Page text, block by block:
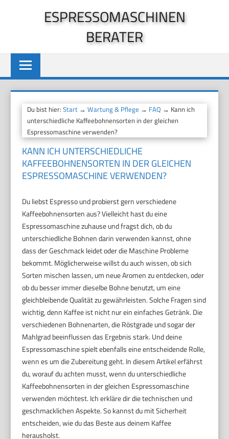
ESPRESSOMASCHINEN
BERATER
Du bist hier:Start →Wartung & Pflege → FAQ → Kann ich
unterschiedliche Kaffeebohnensorten in der gleichen
Espressomaschine verwenden?
KANN ICH UNTERSCHIEDLICHE
KAFFEEBOHNENSORTEN IN DER GLEICHEN
ESPRESSOMASCHINE VERWENDEN?
Du liebst Espresso und probierst gern verschiedene
Kaffeebohnensorten aus? Vielleicht hast du eine
Espressomaschine zuhause und fragst dich, ob du
unterschiedliche Bohnen darin verwenden kannst, ohne
dass der Geschmack leidet oder die Maschine Probleme
bekommt. Möglicherweise willst du auch wissen, ob sich
Sorten mischen lassen, um neue Aromen zu entdecken, oder
ob du besser immer dieselbe Bohne benutzt, um eine
gleichbleibende Qualität zu gewährleisten. Solche Fragen sind
wichtig, denn Kaffee ist nicht nur ein einfaches Getränk. Die
verschiedenen Bohnenarten, die Röstgrade und sogar der
Mahlgrad beeinflussen das Ergebnis stark. Und deine
Espressomaschine spielt ebenfalls eine entscheidende Rolle,
wenn es um die Zubereitung geht. In diesem Artikel erfährst
du, worauf du achten musst, wenn du unterschiedliche
Kaffeebohnensorten in der gleichen Espressomaschine
verwenden möchtest. Ich erkläre dir die technischen und
geschmacklichen Aspekte. So kannst du mit Sicherheit
entscheiden, wie du das Beste aus deinem Kaffee
herausholst.